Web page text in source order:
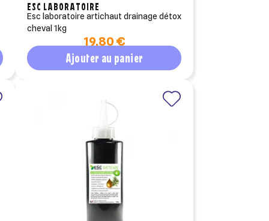
ESC LABORATOIRE
esc laboratoire artichaut drainage détox
cheval 1kg
19,80 €
Ajouter au panier